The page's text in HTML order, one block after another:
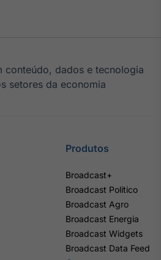
Gestão de
Investimentos
conteúdo, dados e tecnologia
setores da economia
Produtos
Broadcast+
Broadcast Político
Broadcast Agro
Broadcast Energia
Broadcast Widgets
Broadcast Data Feed